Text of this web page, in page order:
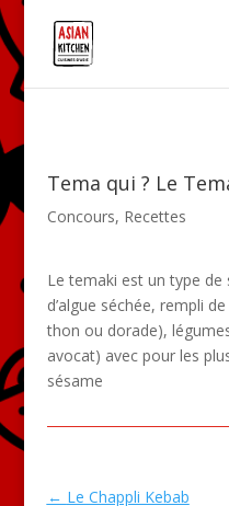
Tema qui ? Le
Concours, Recettes
Le temaki est un type
d’algue séchée, rempli
thon ou dorade),
avocat) avec pour les
sésame
← Le Chappli Kebab